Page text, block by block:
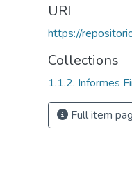
URI
https://
Collections
1.1.2. Informes
Full item